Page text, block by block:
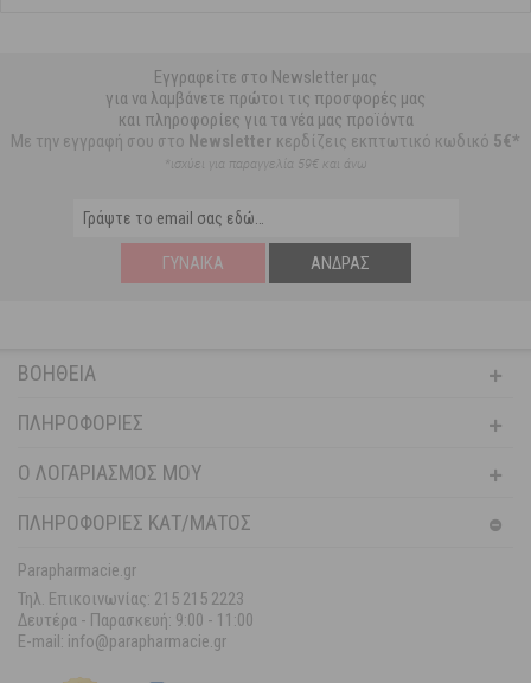
Εγγραφείτε στο Newsletter μας
για να λαμβάνετε πρώτοι τις προσφορές μας
και πληροφορίες για τα νέα μας προϊόντα
Με την εγγραφή σου στο Newsletter κερδίζεις εκπτωτικό κωδικό 5€*
*ισχύει για παραγγελία 59€ και άνω
ΓΥΝΑΊΚΑ ΆΝΔΡΑΣ
ΒΟΉΘΕΙΑ
ΠΛΗΡΟΦΟΡΊΕΣ
Ο ΛΟΓΑΡΙΑΣΜΌΣ ΜΟΥ
ΠΛΗΡΟΦΟΡΙΕΣ ΚΑΤ/ΜΑΤΟΣ
Parapharmacie.gr
Τηλ. Επικοινωνίας: 215 215 2223
Δευτέρα - Παρασκευή: 9:00 - 11:00
E-mail: info@parapharmacie.gr